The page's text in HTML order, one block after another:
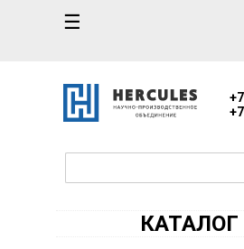
☰
КАТАЛОГ